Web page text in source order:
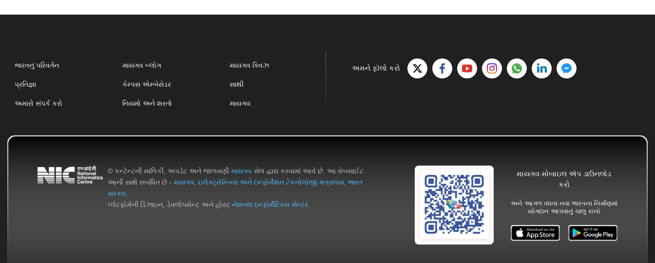
ભારતનું પરિવર્તન માયગવ બ્લોગ માયગવ ક્વિઝ
પ્રતિજ્ઞા કેમ્પસ એમ્બેસેડર સાથી
અમારો સંપર્ક કરો નિયમો અને શરતો માયગવ
અમને ફૉલો કરો
© કન્ટેન્ટની માલિકી, અપડેટ અને જાળવણી માયગવ સેલ દ્વારા કરવામાં આવે છે. આ વેબસાઈટ
આની સાથે સબંધિત છે - માયગવ ઇલેક્ટ્રોનિક્સ અને ઇન્ફોર્મેશન ટેકનોલોજી મંત્રાલય ભારત
સરકાર
પ્લેટફોર્મની ડિઝાઇન, ડેવલોપમેન્ટ અને હોસ્ટ નેશનલ ઇન્ફોર્મેટિક્સ સેન્ટર
માયગવ મોબાઇલ ઍપ ડાઉનલોડ
કરો
અને આગળ વધતા નવા ભારતના નિર્માણમાં
યોગદાન આપવાનું ચાલુ રાખો